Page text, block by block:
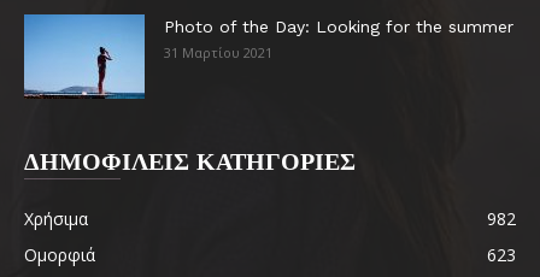
Photo of the Day: Looking for the summer
31 Μαρτίου 2021
ΔΗΜΟΦΙΛΕΙΣ ΚΑΤΗΓΟΡΙΕΣ
Χρήσιμα
982
Ομορφιά
623